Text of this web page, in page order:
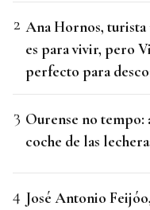
Ana Hornos,
es para vivir, pero
perfecto para
Ourense no tempo:
coche de las
José Antonio